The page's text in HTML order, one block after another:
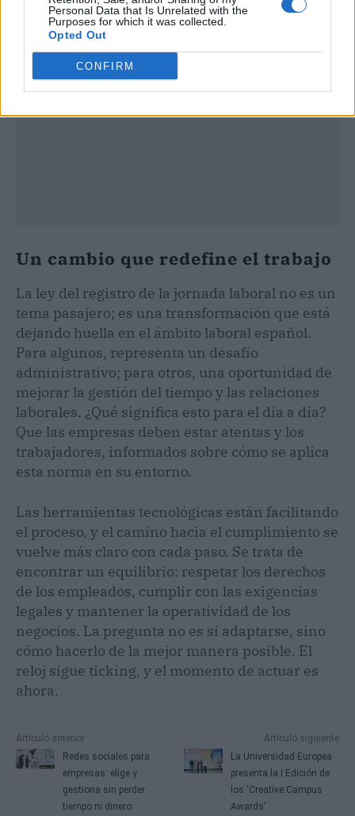
Personal Data that Is Unrelated with the
Purposes for which it was collected.
Opted Out
CONFIRM
Un cambio que redefine el trabajo
La ley del registro de la jornada laboral no es un
tema pasajero; es una transformación que está
dejando huella en el ámbito laboral español.
Para algunos, representa un desafío
administrativo; para otros, una oportunidad de
mejorar la gestión del tiempo y las relaciones
laborales. ¿Qué significa esto para el día a día?
Que las empresas deben estar atentas y los
trabajadores, informados sobre cómo se aplica
esta norma en su entorno.
Las herramientas tecnológicas están facilitando
el proceso, y el camino hacia el cumplimiento se
vuelve más claro con cada paso. Se trata de
encontrar un equilibrio: respetar los derechos
de los empleados, cumplir con las exigencias
legales y mantener la operatividad de los
negocios. La pregunta no es si adaptarse, sino
cómo hacerlo de la mejor manera posible. El
reloj sigue ticking, y el momento de actuar es
ahora.
Artículo anterior
Redes sociales para
empresas: elige y
gestiona sin perder
tiempo ni dinero
Artículo siguiente
La Universidad Europea
presenta la I Edición de
los ‘Creative Campus
Awards’